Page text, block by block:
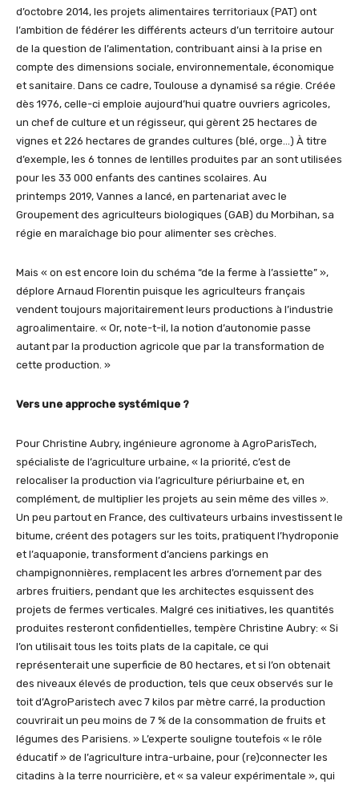
d’octobre 2014, les projets alimentaires territoriaux (PAT) ont
l’ambition de fédérer les différents acteurs d’un territoire autour
de la question de l’alimentation, contribuant ainsi à la prise en
compte des dimensions sociale, environnementale, économique
et sanitaire. Dans ce cadre, Toulouse a dynamisé sa régie. Créée
dès 1976, celle-ci emploie aujourd’hui quatre ouvriers agricoles,
un chef de culture et un régisseur, qui gèrent 25 hectares de
vignes et 226 hectares de grandes cultures (blé, orge…) À titre
d’exemple, les 6 tonnes de lentilles produites par an sont utilisées
pour les 33 000 enfants des cantines scolaires. Au
printemps 2019, Vannes a lancé, en partenariat avec le
Groupement des agriculteurs biologiques (GAB) du Morbihan, sa
régie en maraîchage bio pour alimenter ses crèches.
Mais « on est encore loin du schéma “de la ferme à l’assiette” »,
déplore Arnaud Florentin puisque les agriculteurs français
vendent toujours majoritairement leurs productions à l’industrie
agroalimentaire. « Or, note-t-il, la notion d’autonomie passe
autant par la production agricole que par la transformation de
cette production. »
Vers une approche systémique ?
Pour Christine Aubry, ingénieure agronome à AgroParisTech,
spécialiste de l’agriculture urbaine, « la priorité, c’est de
relocaliser la production via l’agriculture périurbaine et, en
complément, de multiplier les projets au sein même des villes ».
Un peu partout en France, des cultivateurs urbains investissent le
bitume, créent des potagers sur les toits, pratiquent l’hydroponie
et l’aquaponie, transforment d’anciens parkings en
champignonnières, remplacent les arbres d’ornement par des
arbres fruitiers, pendant que les architectes esquissent des
projets de fermes verticales. Malgré ces initiatives, les quantités
produites resteront confidentielles, tempère Christine Aubry: « Si
l’on utilisait tous les toits plats de la capitale, ce qui
représenterait une superficie de 80 hectares, et si l’on obtenait
des niveaux élevés de production, tels que ceux observés sur le
toit d’AgroParistech avec 7 kilos par mètre carré, la production
couvrirait un peu moins de 7 % de la consommation de fruits et
légumes des Parisiens. » L’experte souligne toutefois « le rôle
éducatif » de l’agriculture intra-urbaine, pour (re)connecter les
citadins à la terre nourricière, et « sa valeur expérimentale », qui